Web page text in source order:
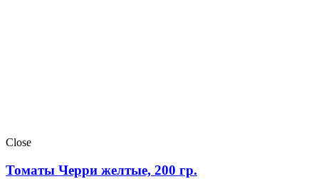
Close
Томаты Черри желтые, 200 гр.